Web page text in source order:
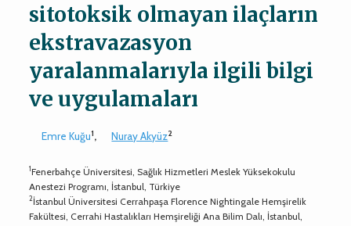
sitotoksik olmayan ilaçların
ekstravazasyon
yaralanmalarıyla ilgili bilgi
ve uygulamaları
Emre Kuğu1, Nuray Akyüz2
1Fenerbahçe Üniversitesi, Sağlık Hizmetleri Meslek Yüksekokulu
Anestezi Programı, İstanbul, Türkiye
2İstanbul Üniversitesi Cerrahpaşa Florence Nightingale Hemşirelik
Fakültesi, Cerrahi Hastalıkları Hemşireliği Ana Bilim Dalı, İstanbul,